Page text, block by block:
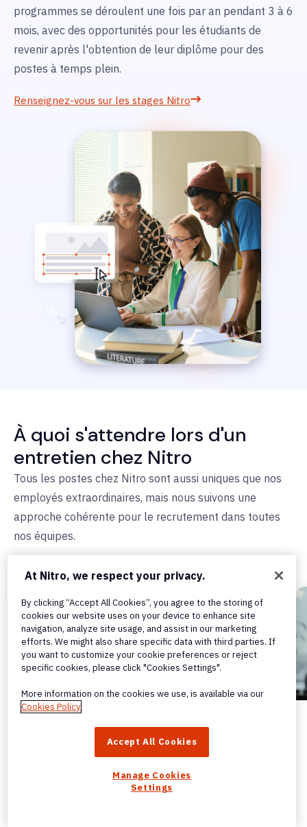
programmes se déroulent une fois par an pendant 3 à 6
mois, avec des opportunités pour les étudiants de
revenir après l'obtention de leur diplôme pour des
postes à temps plein.
Renseignez-vous sur les stages Nitro
À quoi s'attendre lors d'un
entretien chez Nitro
Tous les postes chez Nitro sont aussi uniques que nos
employés extraordinaires, mais nous suivons une
approche cohérente pour le recrutement dans toutes
nos équipes.
Appel de pré-sélection
Si votre expérience, vos connaissances et vos
compétences correspondent à ce que nous
recherchons, quelqu'un de notre équipe Talent
At Nitro, we respect your privacy.
By clicking “Accept All Cookies”, you agree to the storing of
cookies our website uses on your device to enhance site
navigation, analyze site usage, and assist in our marketing
efforts. We might also share specific data with third parties. If
you want to customize your cookie preferences or reject
specific cookies, please click "Cookies Settings".
More information on the cookies we use, is available via our
Cookies Policy
Accept All Cookies
Manage Cookies
Settings